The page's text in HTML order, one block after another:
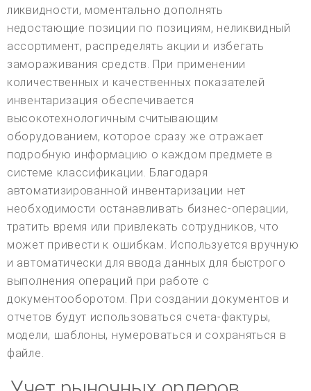
ликвидности, моментально дополнять
недостающие позиции по позициям, неликвидный
ассортимент, распределять акции и избегать
замораживания средств. При применении
количественных и качественных показателей
инвентаризация обеспечивается
высокотехнологичным считывающим
оборудованием, которое сразу же отражает
подробную информацию о каждом предмете в
системе классификации. Благодаря
автоматизированной инвентаризации нет
необходимости останавливать бизнес-операции,
тратить время или привлекать сотрудников, что
может привести к ошибкам. Используется вручную
и автоматически для ввода данных для быстрого
выполнения операций при работе с
документооборотом. При создании документов и
отчетов будут использоваться счета-фактуры,
модели, шаблоны, нумероваться и сохраняться в
файле.